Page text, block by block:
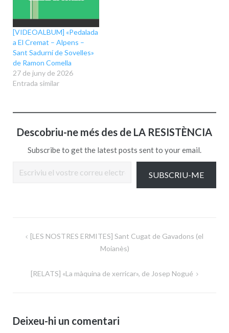
[VIDEOALBUM] «Pedalada
a El Cremat – Alpens –
Sant Sadurní de Sovelles»
de Ramon Comella
27 de juny de 2026
Entrada similar
Descobriu-ne més des de LA RESISTÈNCIA
Subscribe to get the latest posts sent to your email.
SUBSCRIU-ME
Navegació
[LES NOSTRES ERMITES] Sant Cugat de Gavadons (el
Moianès)
[RELATS] «La màquina de xerricar», de Josep Nogué
Deixeu-hi un comentari